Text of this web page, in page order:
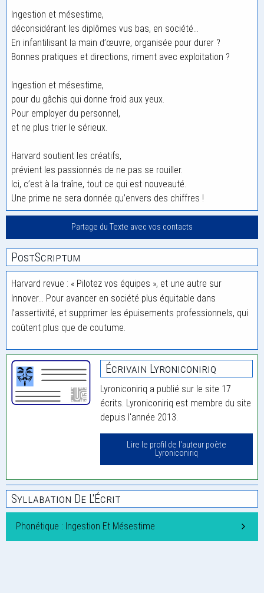
Ingestion et mésestime,
déconsidérant les diplômes vus bas, en société…
En infantilisant la main d’œuvre, organisée pour durer ?
Bonnes pratiques et directions, riment avec exploitation ?
Ingestion et mésestime,
pour du gâchis qui donne froid aux yeux.
Pour employer du personnel,
et ne plus trier le sérieux.
Harvard soutient les créatifs,
prévient les passionnés de ne pas se rouiller.
Ici, c’est à la traîne, tout ce qui est nouveauté.
Une prime ne sera donnée qu’envers des chiffres !
Partage du Texte avec vos contacts
PostScriptum
Harvard revue : « Pilotez vos équipes », et une autre sur
Innover… Pour avancer en société plus équitable dans
l’assertivité, et supprimer les épuisements professionnels, qui
coûtent plus que de coutume.
Écrivain Lyroniconiriq
Lyroniconiriq a publié sur le site 17
écrits. Lyroniconiriq est membre du site
depuis l'année 2013.
Lire le profil de l'auteur poète
Lyroniconiriq
Syllabation De L'Écrit
Phonétique : Ingestion Et Mésestime